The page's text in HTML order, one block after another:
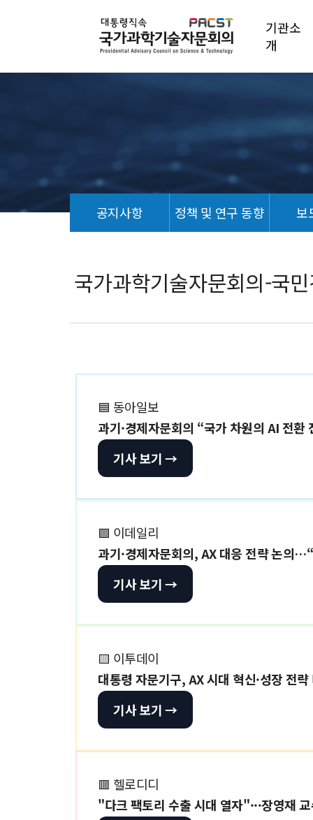
기관소
개
공지사항 정책 및 연구 동향 보
사
국가과학기술자문회의-국
🟦 동아일보
과기·경제자문회의 “국가 차원의 AI 전환
기사 보기 →
🟩 이데일리
과기·경제자문회의, AX 대응 전략 논의
기사 보기 →
🟨 이투데이
대통령 자문기구, AX 시대 혁신·성장 전
기사 보기 →
🟥 헬로디디
"다크 팩토리 수출 시대 열자"···장영재